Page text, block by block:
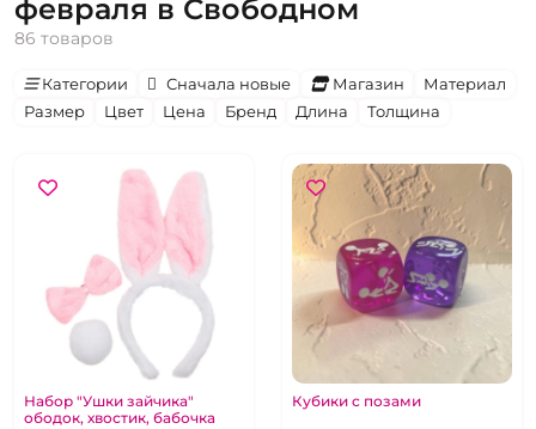
февраля в Свободном
86 товаров
Категории Сначала новые Магазин
Материал
Размер
Цвет Цена Бренд Длина Толщина
Набор "Ушки зайчика"
ободок, хвостик, бабочка
Кубики с позами